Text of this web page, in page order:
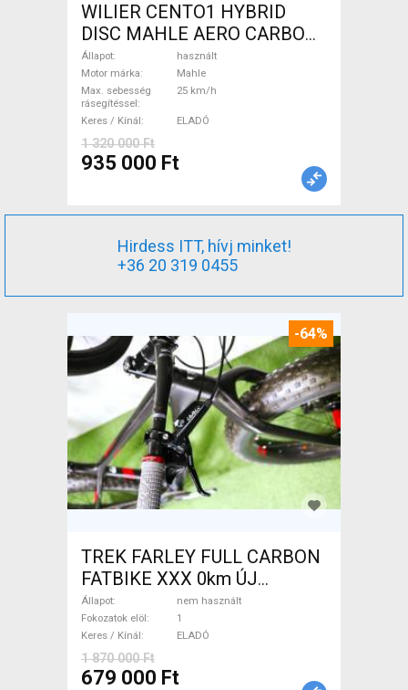
WILIER CENTO1 HYBRID
DISC MAHLE AERO CARBON
kerekek XL Elektromos
Országúti / Gravel Mahle
használt ELADÓ
Állapot
használt
Motor márka
Mahle
Max. sebesség
rásegítéssel
25 km/h
Keres / Kínál ELADÓ
1 320 000 Ft
935 000 Ft
Hirdess ITT, hívj minket!
+36 20 319 0455
-64%
TREK FARLEY FULL CARBON
FATBIKE XXX 0km ÚJ
WAMPA CF Fatbike nem
használt ELADÓ
Állapot
nem használt
Fokozatok elöl
1
Keres / Kínál
ELADÓ
1 870 000 Ft
679 000 Ft